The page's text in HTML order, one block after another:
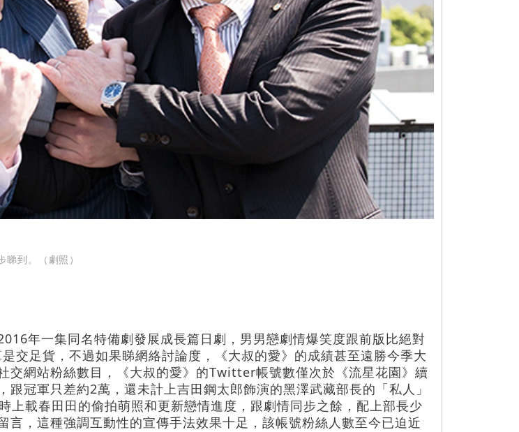
到。（劇照）
年一集同名特備劇發展成長篇日劇，男男戀劇情爆笑度跟前版比絕對
交足貨，不過如果睇網絡討論度，《大叔的愛》的成績甚至遠勝今季大
交網站粉絲數目，《大叔的愛》的Twitter帳號數僅次於《流星花園》續
冠軍只差約2萬，還未計上吉田鋼太郎飾演的黑澤武藏部長的「私人」
上載春田田的偷拍萌照和更新戀情進度，跟劇情同步之餘，配上部長少
，這種強調互動性的宣傳手法效果十足，該帳號粉絲人數至今已迫近